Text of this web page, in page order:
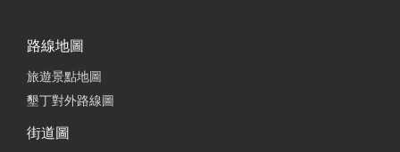
這裡環境乾淨、舒適，榮哥好棒喔
路線地圖
旅遊景點地圖
墾丁對外路線圖
街道圖